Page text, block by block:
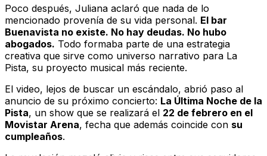
Poco después, Juliana aclaró que nada de lo
mencionado provenía de su vida personal. El bar
Buenavista no existe. No hay deudas. No hubo
abogados. Todo formaba parte de una estrategia
creativa que sirve como universo narrativo para La
Pista, su proyecto musical más reciente.
El video, lejos de buscar un escándalo, abrió paso al
anuncio de su próximo concierto: La Última Noche de la
Pista, un show que se realizará el 22 de febrero en el
Movistar Arena, fecha que además coincide con su
cumpleaños.